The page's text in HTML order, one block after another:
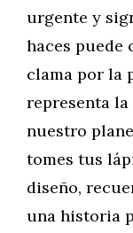
urgente y
haces puede
clama por la
representa
nuestro
tomes tus
diseño,
una historia